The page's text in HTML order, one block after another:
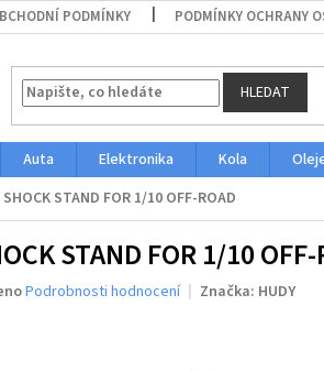
PODMÍNKY PODMÍNKY OCHRANY
HLEDAT
Auta Elektronika Kola
STAND FOR 1/10 OFF-ROAD
STAND FOR 1/10 OFF-
Podrobnosti hodnocení Značka: HUDY